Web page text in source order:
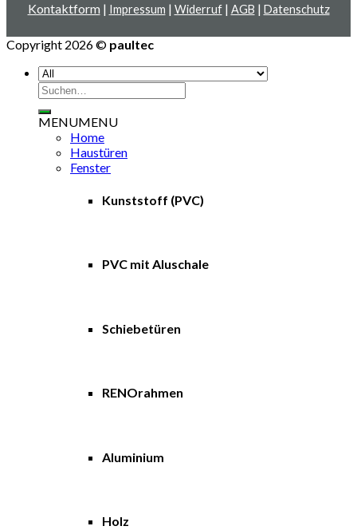
Kontaktform | Impressum | Widerruf| AGB | Datenschutz
Copyright 2026 © paultec
Suche
nach:
MENUMENU
Home
Haustüren
Fenster
Kunststoff (PVC)
PVC mit Aluschale
Schiebetüren
RENOrahmen
Aluminium
Holz